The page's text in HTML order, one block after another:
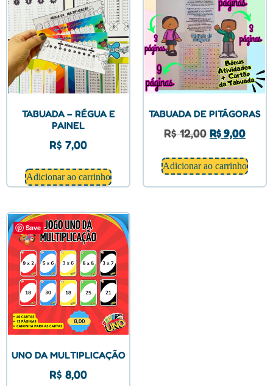
TABUADA – RÉGUA E
PAINEL
R$ 7,00
Adicionar ao carrinho
TABUADA DE PITÁGORAS
R$12,00 R$9,00
Adicionar ao carrinho
Save
UNO DA MULTIPLICAÇÃO
R$ 8,00